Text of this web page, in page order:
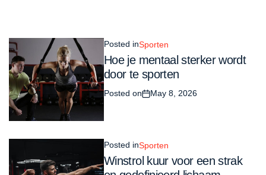
Posted inSporten
Hoe je mentaal sterker wordt
door te sporten
Posted on May 8, 2026
Posted inSporten
Winstrol kuur voor een strak